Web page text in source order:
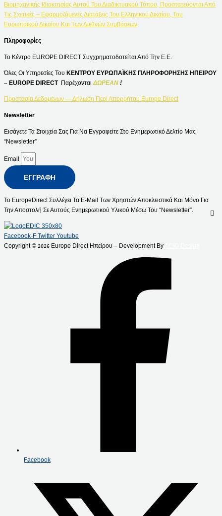
Βιομηχανικής Ιδιοκτησίας Αυτού Του Διαδικτυακού Τόπου, Προστατεύονται Από
Τις Σχετικές – Εφαρμοζόμενες Διατάξεις Του Ελληνικού Δικαίου, Του
Ευρωπαϊκού Δικαίου Και Των Διεθνών Συμβάσεων
Πληροφορίες
Το Κέντρο EUROPE DIRECT Συγχρηματοδοτείται Από Την Ε.Ε.
Όλες Οι Υπηρεσίες Του ΚΕΝΤΡΟΥ ΕΥΡΩΠΑΪΚΗΣ ΠΛΗΡΟΦΟΡΗΣΗΣ ΗΠΕΙΡΟΥ
– EUROPE DIRECT Παρέχονται ΔΩΡΕΑΝ !
Προστασία Δεδομένων — Δήλωση Περί Απορρήτου Europe Direct
Newsletter
Εισάγετε Τα Στοιχεία Σας Για Να Εγγραφείτε Στο Ενημερωτικό Δελτίο Μας
“Newsletter”
Email
ΕΓΓΡΑΦΉ
Το EuropeDirect Συλλέγει Τα E-Mail Των Χρηστών Αποκλειστικά Και Μόνο Για
Την Αποστολή Σε Αυτούς Ενημερωτικού Υλικού Μέσω Του “Newsletter”.
Facebook-F Twitter Youtube
Copyright © 2026 Europe Direct Ηπείρου – Development By
Facebook